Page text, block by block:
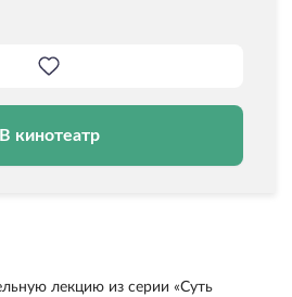
В кинотеатр
лекцию из серии «Суть